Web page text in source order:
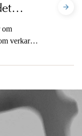
om
verkar
vad